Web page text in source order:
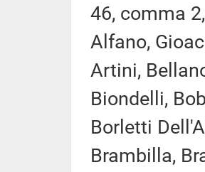
46, comma
Alfano,
Artini,
Biondelli,
Borletti
Brambilla,